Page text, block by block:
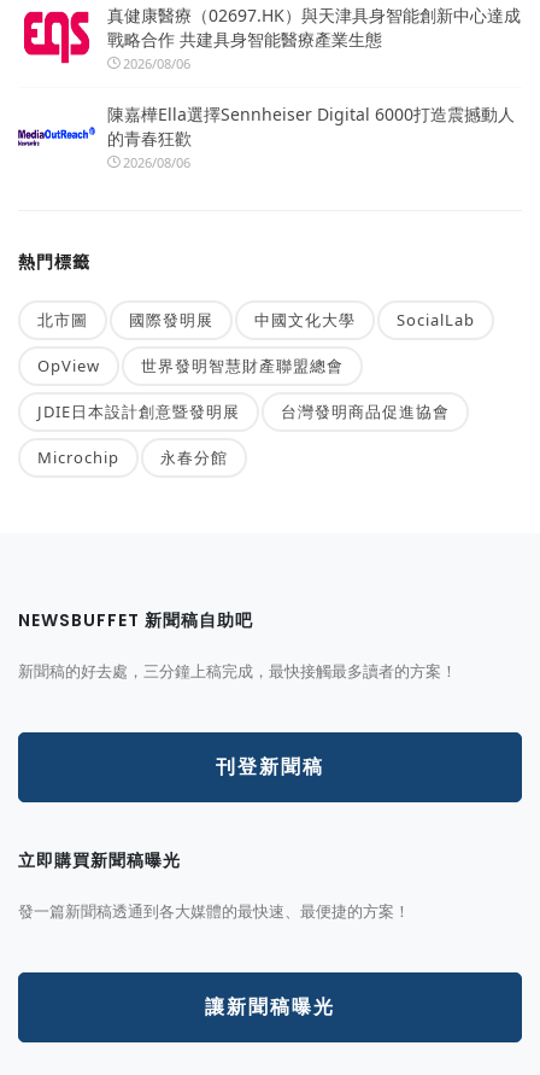
真健康醫療（02697.HK）與天津具身智能創新中心達成
戰略合作 共建具身智能醫療產業生態
2026/08/06
陳嘉樺Ella選擇Sennheiser Digital 6000打造震撼動人
的青春狂歡
2026/08/06
熱門標籤
北市圖 國際發明展 中國文化大學 SocialLab
OpView 世界發明智慧財產聯盟總會
JDIE日本設計創意暨發明展 台灣發明商品促進協會
Microchip 永春分館
NEWSBUFFET 新聞稿自助吧
新聞稿的好去處，三分鐘上稿完成，最快接觸最多讀者的方案！
刊登新聞稿
立即購買新聞稿曝光
發一篇新聞稿透通到各大媒體的最快速、最便捷的方案！
讓新聞稿曝光